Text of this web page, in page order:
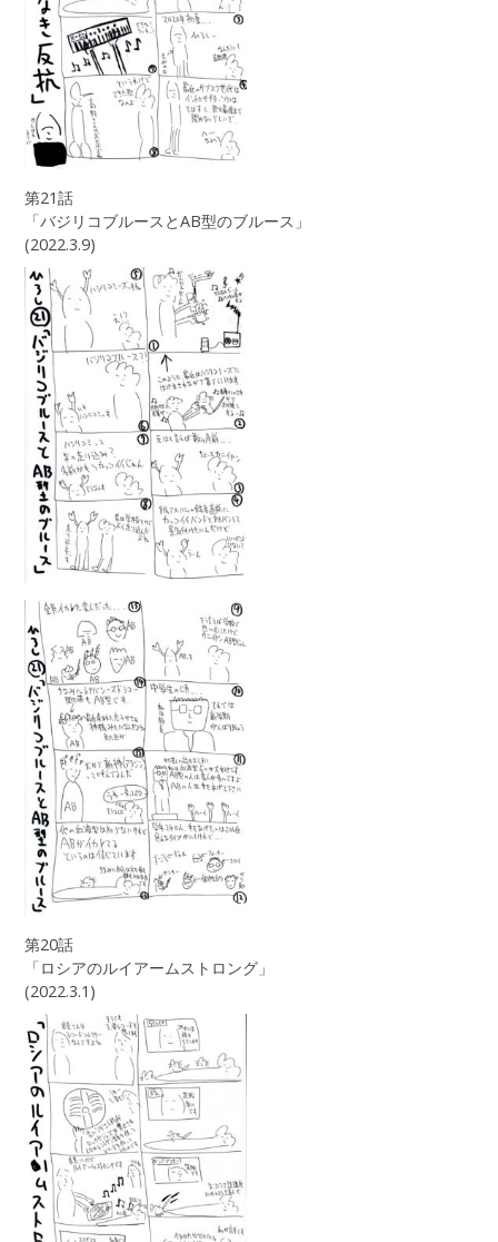
第21話
「バジリコブルースとAB型のブルース」
(2022.3.9)
第20話
「ロシアのルイアームストロング」
(2022.3.1)